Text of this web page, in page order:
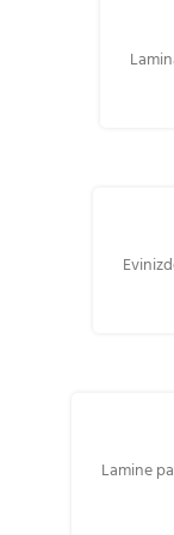
Lamine